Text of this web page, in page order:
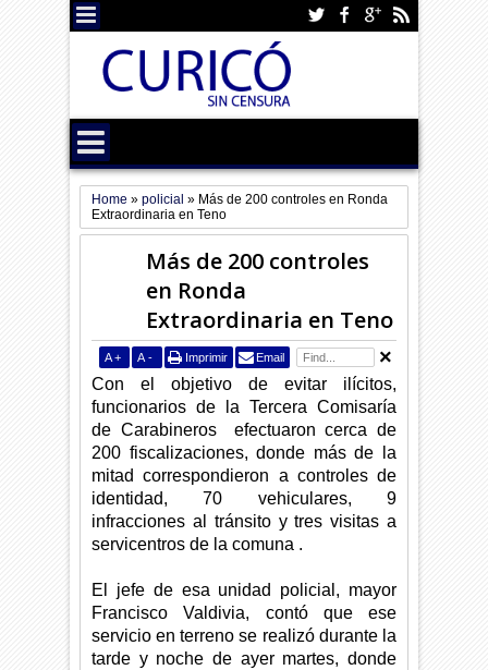
Home »policial » Más de 200 controles en Ronda
Extraordinaria en Teno
Más de 200 controles
en Ronda
Extraordinaria en Teno
A + A - Imprimir Email
Con el objetivo de evitar ilícitos,
funcionarios de la Tercera Comisaría
de Carabineros efectuaron cerca de
200 fiscalizaciones, donde más de la
mitad correspondieron a controles de
identidad, 70 vehiculares, 9
infracciones al tránsito y tres visitas a
servicentros de la comuna .
El jefe de esa unidad policial, mayor
Francisco Valdivia, contó que ese
servicio en terreno se realizó durante la
tarde y noche de ayer martes, donde